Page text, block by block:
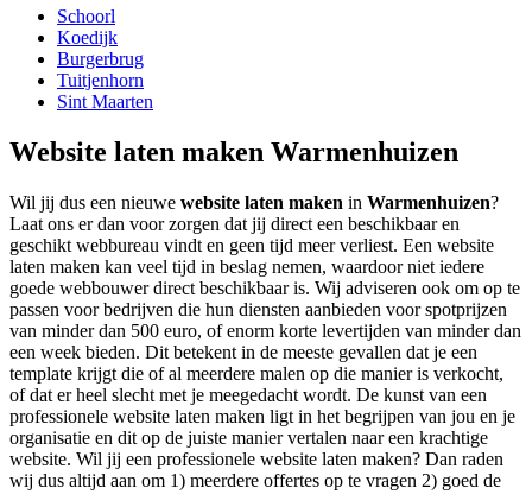
Schoorl
Koedijk
Burgerbrug
Tuitjenhorn
Sint Maarten
Website laten maken Warmenhuizen
Wil jij dus een nieuwe website laten maken in Warmenhuizen?
Laat ons er dan voor zorgen dat jij direct een beschikbaar en
geschikt webbureau vindt en geen tijd meer verliest. Een website
laten maken kan veel tijd in beslag nemen, waardoor niet iedere
goede webbouwer direct beschikbaar is. Wij adviseren ook om op te
passen voor bedrijven die hun diensten aanbieden voor spotprijzen
van minder dan 500 euro, of enorm korte levertijden van minder dan
een week bieden. Dit betekent in de meeste gevallen dat je een
template krijgt die of al meerdere malen op die manier is verkocht,
of dat er heel slecht met je meegedacht wordt. De kunst van een
professionele website laten maken ligt in het begrijpen van jou en je
organisatie en dit op de juiste manier vertalen naar een krachtige
website. Wil jij een professionele website laten maken? Dan raden
wij dus altijd aan om 1) meerdere offertes op te vragen 2) goed de